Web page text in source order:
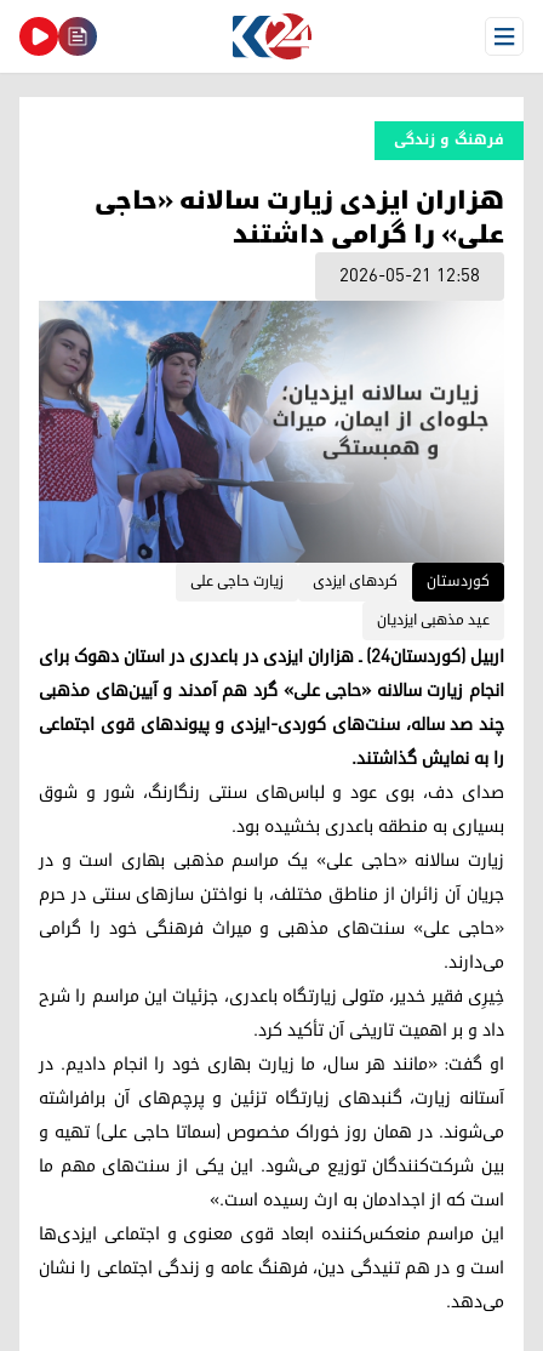
Open Menu
فرهنگ و زندگی
هزاران ایزدی زیارت سالانه «حاجی
علی» را گرامی داشتند
2026-05-21 12:58
کوردستان کردهای ایزدی
زیارت حاجی علی
عید مذهبی ایزدیان
اربیل (کوردستان۲۴) ـ هزاران ایزدی در باعدری در استان دهوک برای
انجام زیارت سالانه «حاجی علی» گرد هم آمدند و آیین‌های مذهبی
چند صد ساله، سنت‌های کوردی-ایزدی و پیوندهای قوی اجتماعی
را به نمایش گذاشتند.
صدای دف، بوی عود و لباس‌های سنتی رنگارنگ، شور و شوق
بسیاری به منطقه باعدری بخشیده بود.
زیارت سالانه «حاجی علی» یک مراسم مذهبی بهاری است و در
جریان آن زائران از مناطق مختلف، با نواختن سازهای سنتی در حرم
«حاجی علی» سنت‌های مذهبی و میراث فرهنگی خود را گرامی
می‌دارند.
خِیرِی فقیر خدیر، متولی زیارتگاه باعدری، جزئیات این مراسم را شرح
داد و بر اهمیت تاریخی آن تأکید کرد.
او گفت: «مانند هر سال، ما زیارت بهاری خود را انجام دادیم. در
آستانه زیارت، گنبدهای زیارتگاه تزئین و پرچم‌های آن برافراشته
می‌شوند. در همان روز خوراک مخصوص (سماتا حاجی علی) تهیه و
بین شرکت‌کنندگان توزیع می‌شود. این یکی از سنت‌های مهم ما
است که از اجدادمان به ارث رسیده است.»
این مراسم منعکس‌کننده ابعاد قوی معنوی و اجتماعی ایزدی‌ها
است و در هم تنیدگی دین، فرهنگ عامه و زندگی اجتماعی را نشان
می‌دهد.